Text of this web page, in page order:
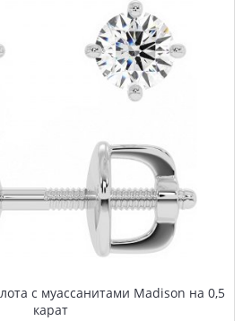
с муассанитами Madison на 0,5
карат